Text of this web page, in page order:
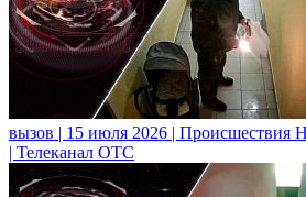
вызов | 15 июля 2026 | Происшествия
| Телеканал ОТС